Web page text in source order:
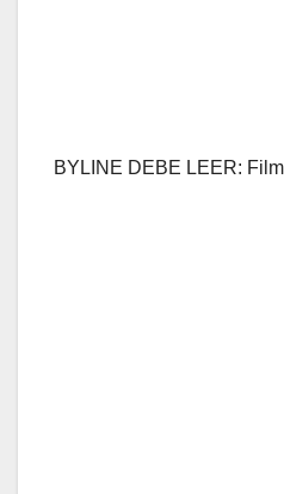
BYLINE DEBE LEER: